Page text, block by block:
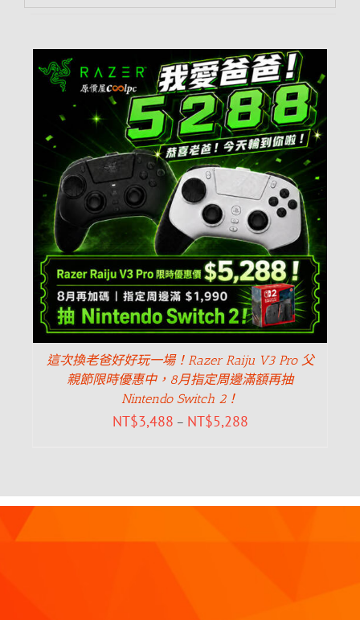
這次換老爸好好玩一場！Razer Raiju V3 Pro 父
親節限時優惠中，8月指定周邊滿額再抽
Nintendo Switch 2！
NT$3,488 – NT$5,288